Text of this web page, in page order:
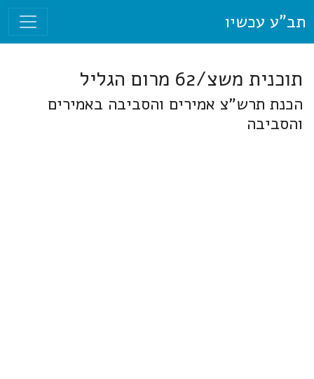
תב"ע עכשיו
תוכנית משצ/62 מרום הגליל
הכנת תרש"צ אמירים והסביבה באמירים
והסביבה